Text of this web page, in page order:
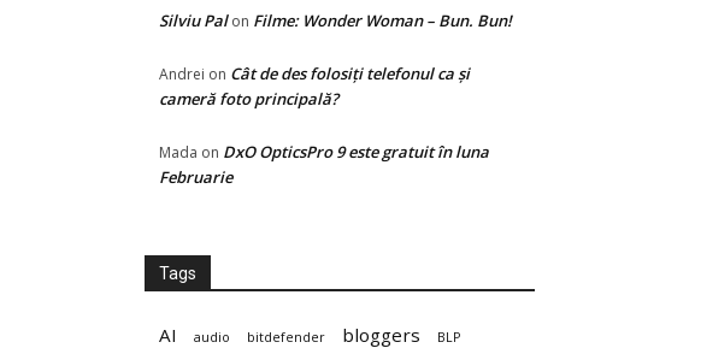
Silviu Palon Filme: Wonder Woman – Bun. Bun!
Andrei on Cât de des folosiți telefonul ca și
cameră foto principală?
Mada on DxO OpticsPro 9 este gratuit în luna
Februarie
Tags
AI audio bitdefender bloggers BLP